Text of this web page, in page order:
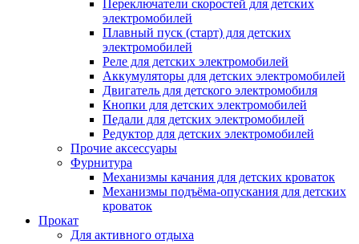
Переключатели скоростей для детских
электромобилей
Плавный пуск (старт) для детских
электромобилей
Реле для детских электромобилей
Аккумуляторы для детских электромобилей
Двигатель для детского электромобиля
Кнопки для детских электромобилей
Педали для детских электромобилей
Редуктор для детских электромобилей
Прочие аксессуары
Фурнитура
Механизмы качания для детских кроваток
Механизмы подъёма-опускания для детских
кроваток
Прокат
Для активного отдыха